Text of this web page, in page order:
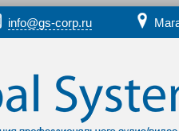
info@gs-corp.ru